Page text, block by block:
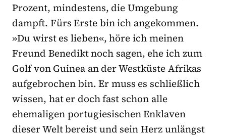
Prozent, mindestens, die Umgebung
dampft. Fürs Erste bin ich angekommen.
»Du wirst es lieben«, höre ich meinen
Freund Benedikt noch sagen, ehe ich zum
Golf von Guinea an der Westküste Afrikas
aufgebrochen bin. Er muss es schließlich
wissen, hat er doch fast schon alle
ehemaligen portugiesischen Enklaven
dieser Welt bereist und sein Herz unlängst